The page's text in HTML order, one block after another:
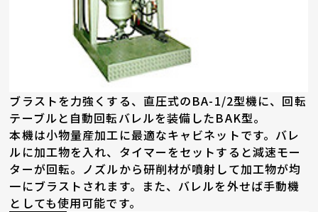
ブラストを力強くする、直圧式のBA-1/2型機に、回転
テーブルと自動回転バレルを装備したBAK型。
本機は小物量産加工に最適なキャビネットです。バレ
ルに加工物を入れ、タイマーをセットすると減速モー
ターが回転。ノズルから研削材が噴射して加工物が均
一にブラストされます。また、バレルを外せば手動機
としても使用可能です。